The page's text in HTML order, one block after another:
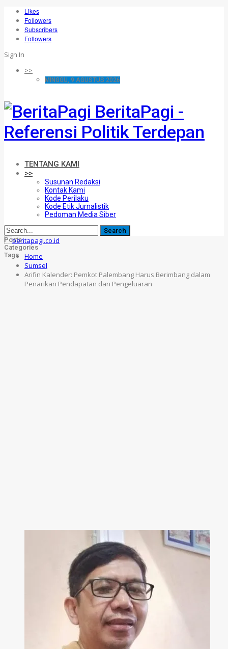
Likes
Followers
Subscribers
Followers
Sign In
>>
MINGGU, 9 AGUSTUS 2026
BeritaPagi -
Referensi Politik Terdepan
TENTANG KAMI
>>
Susunan Redaksi
Kontak Kami
Kode Perilaku
Kode Etik Jurnalistik
Pedoman Media Siber
Posts
Categories
Tags
Home
Sumsel
Arifin Kalender: Pemkot Palembang Harus Berimbang dalam
Penarikan Pendapatan dan Pengeluaran